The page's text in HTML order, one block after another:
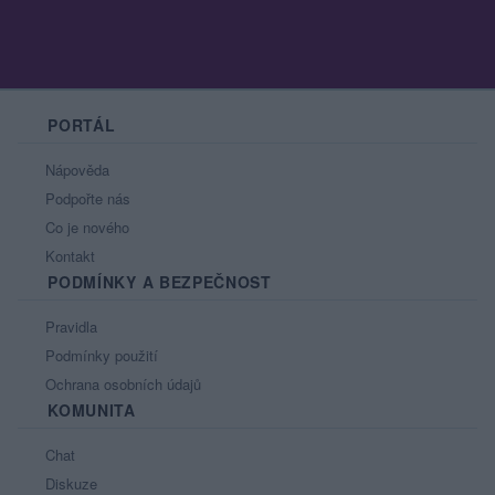
PORTÁL
Nápověda
Podpořte nás
Co je nového
Kontakt
PODMÍNKY A BEZPEČNOST
Pravidla
Podmínky použití
Ochrana osobních údajů
KOMUNITA
Chat
Diskuze